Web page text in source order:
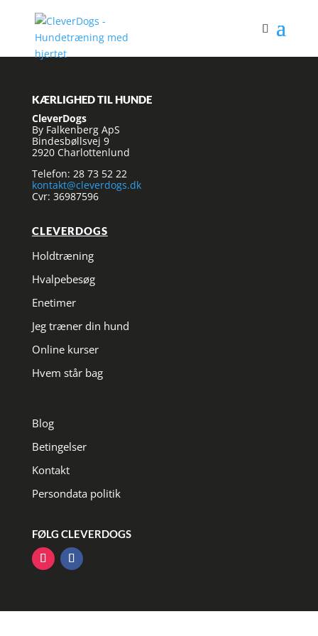
KÆRLIGHED TIL HUNDE
CleverDogs
By Falkenberg ApS
Bindesbøllsvej 9
2920 Charlottenlund
Telefon: 28 73 52 22
kontakt@cleverdogs.dk
Cvr: 36987596
CLEVERDOGS
Holdtræning
Hvalpebesøg
Enetimer
Jeg træner din hund
Online kurser
Hvem står bag
Blog
Betingelser
Kontakt
Persondata politik
FØLG CLEVERDOGS